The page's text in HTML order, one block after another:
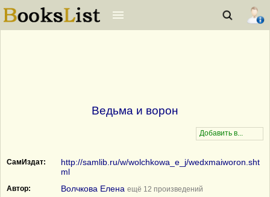
Ведьма и ворон
СамИздат:
http://samlib.ru/w/wolchkowa_e_j/wedxmaiworon.sht
ml
Автор: Волчкова Елена ещё 12 произведений